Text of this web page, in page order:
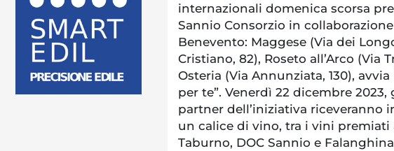
internazionali domenica scorsa
Sannio Consorzio in
Benevento: Maggese (Via dei
Cristiano, 82), Roseto all’Arco (Via
Osteria (Via Annunziata, 130),
per te”. Venerdì 22 dicembre
partner dell’iniziativa riceveranno
un calice di vino, tra i vini premiati
Taburno, DOC Sannio e